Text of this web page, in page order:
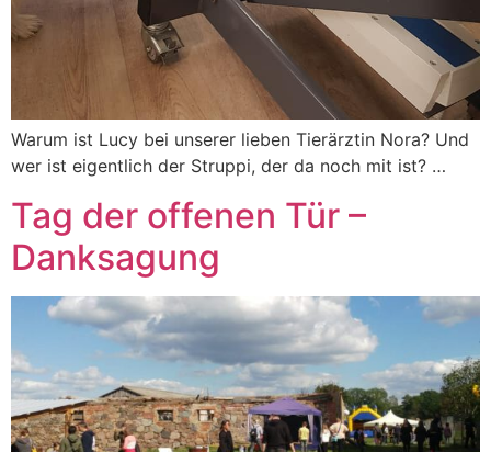
Warum ist Lucy bei unserer lieben Tierärztin Nora? Und
wer ist eigentlich der Struppi, der da noch mit ist? …
Tag der offenen Tür –
Danksagung